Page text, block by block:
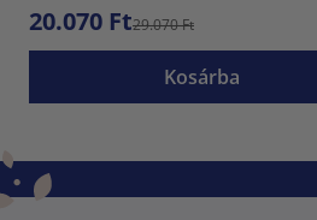
20.070 Ft29.070 Ft
Kosárba